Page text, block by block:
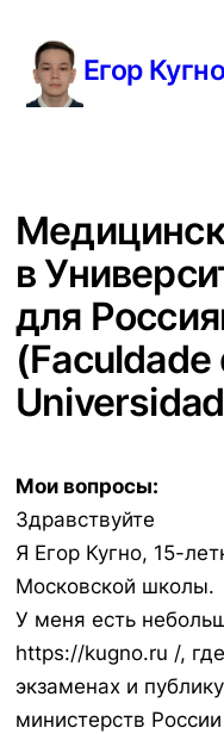
содержимому
Егор Кугно
в
для
Мои вопросы:
Здравствуйте
Я Егор Кугно, 15-
Московской школы.
У меня есть
https://kugno.ru /,
экзаменах и
министерств